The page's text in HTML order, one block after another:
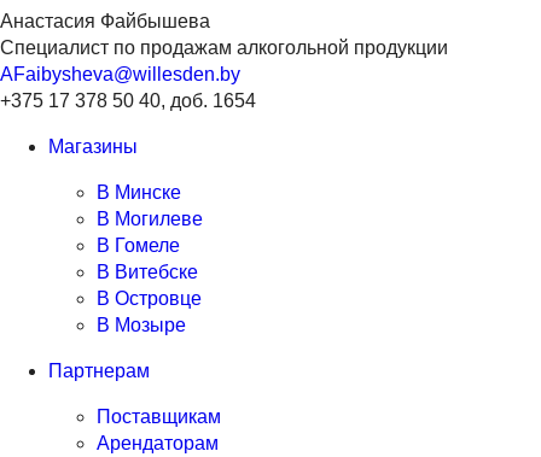
Анастасия Файбышева
Специалист по продажам алкогольной продукции
AFaibysheva@willesden.by
+375 17 378 50 40, доб. 1654
Магазины
В Минске
В Могилеве
В Гомеле
В Витебске
В Островце
В Мозыре
Партнерам
Поставщикам
Арендаторам